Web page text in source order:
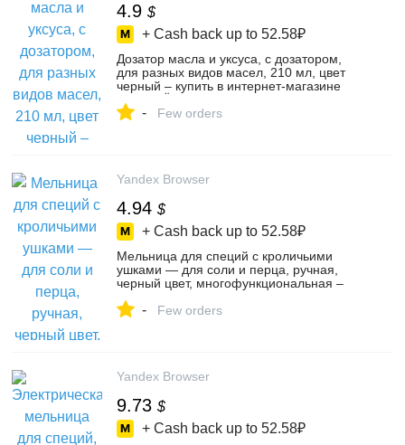
4.9 $
+ Cash back up to 52.58₽
Дозатор масла и уксуса, с дозатором,
для разных видов масел, 210 мл, цвет
черный – купить в интернет-магазине
5728667238
- Few orders
Yandex Browser
4.94 $
+ Cash back up to 52.58₽
Мельница для специй с кроличьими
ушками — для соли и перца, ручная,
черный цвет, многофункциональная –
SHOP на Яндекс Маркете, 4957522631
- Few orders
Yandex Browser
9.73 $
+ Cash back up to 52.58₽